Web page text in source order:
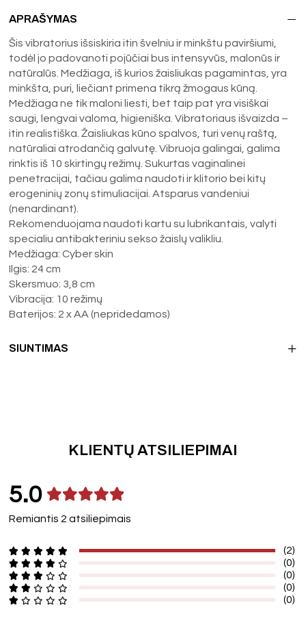
APRAŠYMAS
Šis vibratorius išsiskiria itin švelniu ir minkštu paviršiumi,
todėl jo padovanoti pojūčiai bus intensyvūs, malonūs ir
natūralūs. Medžiaga, iš kurios žaisliukas pagamintas, yra
minkšta, puri, liečiant primena tikrą žmogaus kūną.
Medžiaga ne tik maloni liesti, bet taip pat yra visiškai
saugi, lengvai valoma, higieniška. Vibratoriaus išvaizda –
itin realistiška. Žaisliukas kūno spalvos, turi venų raštą,
natūraliai atrodančią galvutę. Vibruoja galingai, galima
rinktis iš 10 skirtingų režimų. Sukurtas vaginalinei
penetracijai, tačiau galima naudoti ir klitorio bei kitų
erogeninių zonų stimuliacijai. Atsparus vandeniui
(nenardinant).
Rekomenduojama naudoti kartu su lubrikantais, valyti
specialiu antibakteriniu sekso žaislų valikliu.
Medžiaga: Cyber skin
Ilgis: 24 cm
Skersmuo: 3,8 cm
Vibracija: 10 režimų
Baterijos: 2 x AA (nepridedamos)
SIUNTIMAS
KLIENTŲ ATSILIEPIMAI
5.0
Remiantis 2 atsiliepimais
(2)
(0)
(0)
(0)
(0)